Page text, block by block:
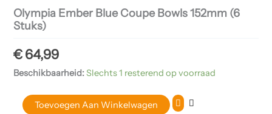
Olympia Ember Blue Coupe Bowls 152mm (6
Stuks)
€64,99
Beschikbaarheid:Slechts 1 resterend op voorraad
Toevoegen Aan Winkelwagen